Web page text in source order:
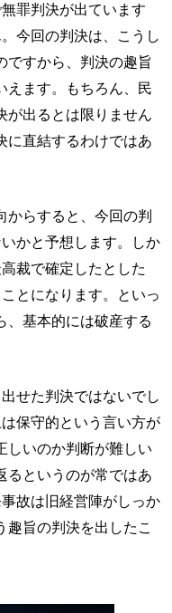
罪判決が出ています
今回の判決は、こうし
ですから、判決の趣旨
えます。もちろん、民
が出るとは限りません
に直結するわけではあ
からすると、今回の判
かと予想します。しか
裁で確定したとした
とになります。といっ
、基本的には破産する
せた判決ではないでし
保守的という言い方が
しいのか判断が難しい
るというのが常ではあ
故は旧経営陣がしっか
趣旨の判決を出したこ